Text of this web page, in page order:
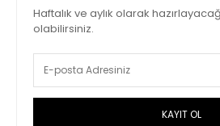
Haftalık ve aylık olarak
olabilirsiniz.
KAYIT OL